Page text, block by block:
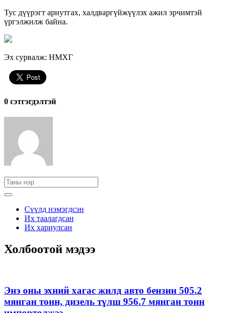
Тус дүүрэгт ариутгах, халдваргүйжүүлэх ажил эрчимтэй
үргэлжилж байна.
Эх сурвалж: НМХГ
0 cэтгэгдэлтэй
Сүүлд нэмэгдсэн
Их таалагдсан
Их хариулсан
Холбоотой мэдээ
Энэ оны эхний хагас жилд авто бензин 505.2
мянган тонн, дизель түлш 956.7 мянган тонн